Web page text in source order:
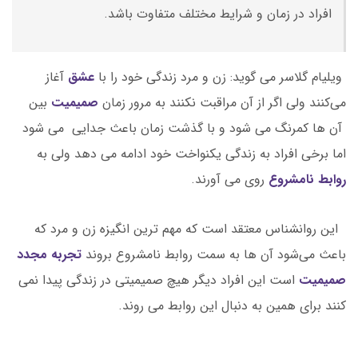
افراد در زمان و شرایط مختلف متفاوت باشد.
ویلیام گلاسر می گوید: زن و مرد زندگی خود را با عشق آغاز
می‌کنند ولی اگر از آن مراقبت نکنند به مرور زمان صمیمیت بین
آن ها کمرنگ می شود و با گذشت زمان باعث جدایی می شود
اما برخی افراد به زندگی یکنواخت خود ادامه می دهد ولی به
روابط نامشروع روی می آورند.
این روانشناس معتقد است که مهم ترین انگیزه زن و مرد که
باعث می‌شود آن ها به سمت روابط نامشروع بروند تجربه مجدد
صمیمیت است این افراد دیگر هیچ صمیمیتی در زندگی پیدا نمی
کنند برای همین به دنبال این روابط می روند.